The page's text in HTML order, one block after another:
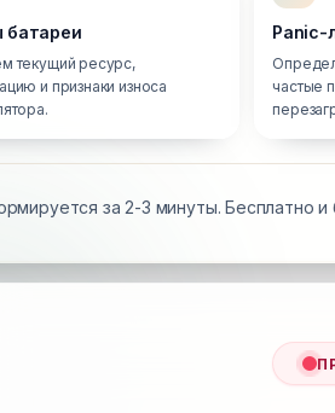
батареи
текущий ресурс,
и признаки износа
Panic-
частые
за 2-3 минуты. Бесплатно и